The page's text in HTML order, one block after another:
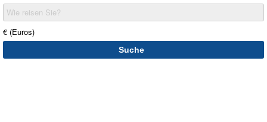
Wie reisen Sie?
€ (Euros)
Suche